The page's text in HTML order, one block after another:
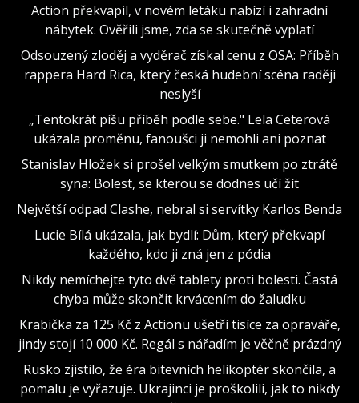
Action překvapil, v novém letáku nabízí i zahradní
nábytek. Ověřili jsme, zda se skutečně vyplatí
Odsouzený zloděj a vyděrač získal cenu z OSA: Příběh
rappera Hard Rica, který česká hudební scéna raději
neslyší
„Tentokrát píšu příběh podle sebe." Lela Ceterová
ukázala proměnu, fanoušci ji nemohli ani poznat
Stanislav Hložek si prošel velkým smutkem po ztrátě
syna: Bolest, se kterou se dodnes učí žít
Největší odpad Clashe, nebral si servítky Karlos Benda
Lucie Bílá ukázala, jak bydlí: Dům, který překvapí
každého, kdo ji zná jen z pódia
Nikdy nemíchejte tyto dvě tablety proti bolesti. Častá
chyba může skončit krvácením do žaludku
Krabička za 125 Kč z Actionu ušetří tisíce za opraváře,
jindy stojí 10 000 Kč. Regál s nářadím je věčně prázdný
Rusko zjistilo, že éra bitevních helikoptér skončila, a
pomalu je vyřazuje. Ukrajinci je proškolili, jak to nikdy